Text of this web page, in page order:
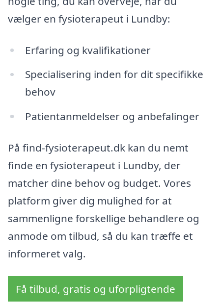
vælger en fysioterapeut i Lundby:
Erfaring og kvalifikationer
Specialisering inden for dit specifikke
behov
Patientanmeldelser og anbefalinger
På find-fysioterapeut.dk kan du nemt
finde en fysioterapeut i Lundby, der
matcher dine behov og budget. Vores
platform giver dig mulighed for at
sammenligne forskellige behandlere og
anmode om tilbud, så du kan træffe et
informeret valg.
Få tilbud, gratis og uforpligtende